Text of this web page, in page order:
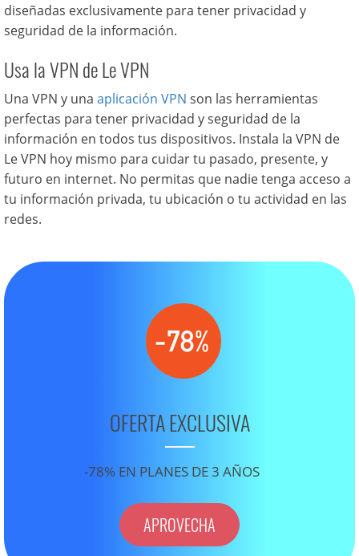
diseñadas exclusivamente para tener privacidad y
seguridad de la información.
Usa la VPN de Le VPN
Una VPN y una aplicación VPN son las herramientas
perfectas para tener privacidad y seguridad de la
información en todos tus dispositivos. Instala la VPN de
Le VPN hoy mismo para cuidar tu pasado, presente, y
futuro en internet. No permitas que nadie tenga acceso a
tu información privada, tu ubicación o tu actividad en las
redes.
OFERTA EXCLUSIVA
-78% EN PLANES DE 3 AÑOS
APROVECHA